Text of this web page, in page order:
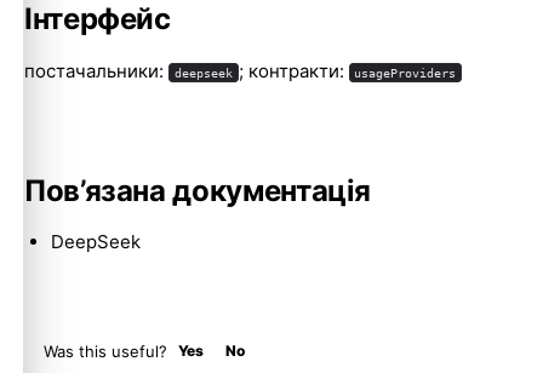
Інтерфейс
постачальники: deepseek ; контракти: usageProviders
Пов’язана документація
DeepSeek
Was this useful? Yes No